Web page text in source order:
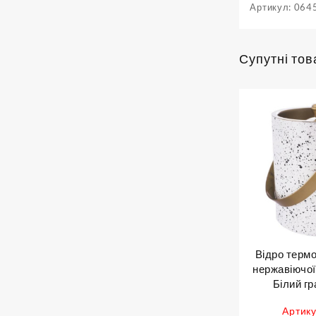
Артикул:
Супутні
Відро
Білий